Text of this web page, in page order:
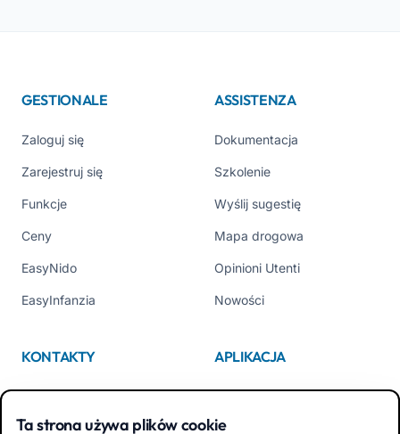
GESTIONALE
Zaloguj się
Zarejestruj się
Funkcje
Ceny
EasyNido
EasyInfanzia
ASSISTENZA
Dokumentacja
Szkolenie
Wyślij sugestię
Mapa drogowa
Opinioni Utenti
Nowości
KONTAKTY
Kim jesteśmy
Contattaci
APLIKACJA
App Store
Google Play
Ta strona używa plików cookie